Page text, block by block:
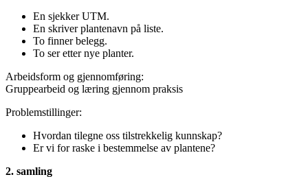
En sjekker UTM.
En skriver plantenavn på liste.
To finner belegg.
To ser etter nye planter.
Arbeidsform og gjennomføring:
Gruppearbeid og læring gjennom praksis
Problemstillinger:
Hvordan tilegne oss tilstrekkelig kunnskap?
Er vi for raske i bestemmelse av plantene?
2. samling